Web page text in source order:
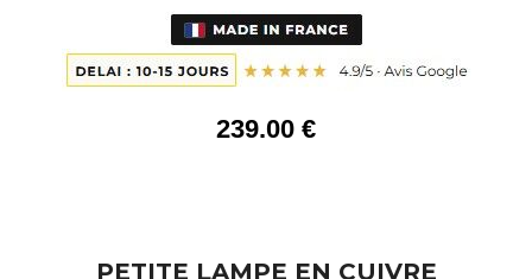
239.00 €
PETITE LAMPE EN CUIVRE